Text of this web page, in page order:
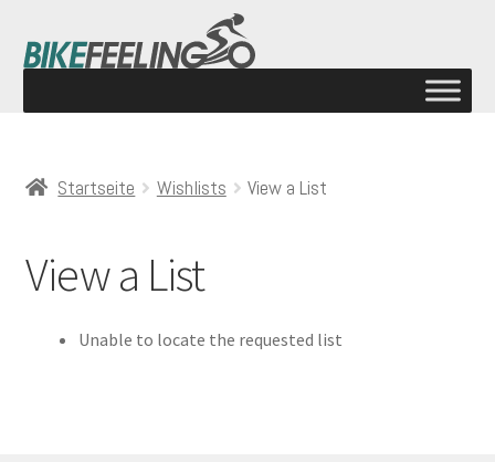
Startseite Wishlists View a List
View a List
Unable to locate the requested list